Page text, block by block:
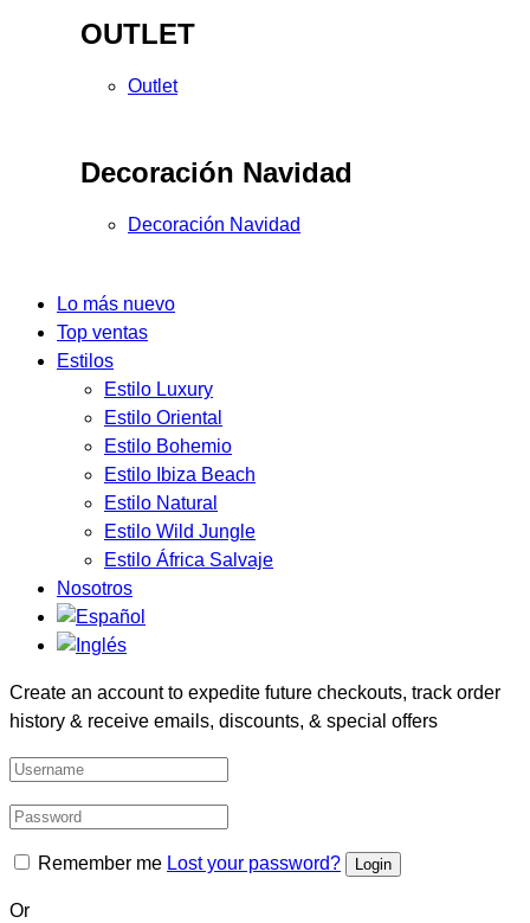
OUTLET
Outlet
Decoración Navidad
Decoración Navidad
Lo más nuevo
Top ventas
Estilos
Estilo Luxury
Estilo Oriental
Estilo Bohemio
Estilo Ibiza Beach
Estilo Natural
Estilo Wild Jungle
Estilo África Salvaje
Nosotros
Create an account to expedite future checkouts, track order
history & receive emails, discounts, & special offers
Remember me Lost your password?
Or